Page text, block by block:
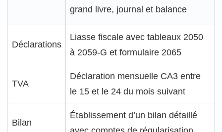
grand livre, journal et balance
Déclarations
Liasse fiscale avec tableaux 2050
à 2059-G et formulaire 2065
TVA
Déclaration mensuelle CA3 entre
le 15 et le 24 du mois suivant
Bilan
Établissement d’un bilan détaillé